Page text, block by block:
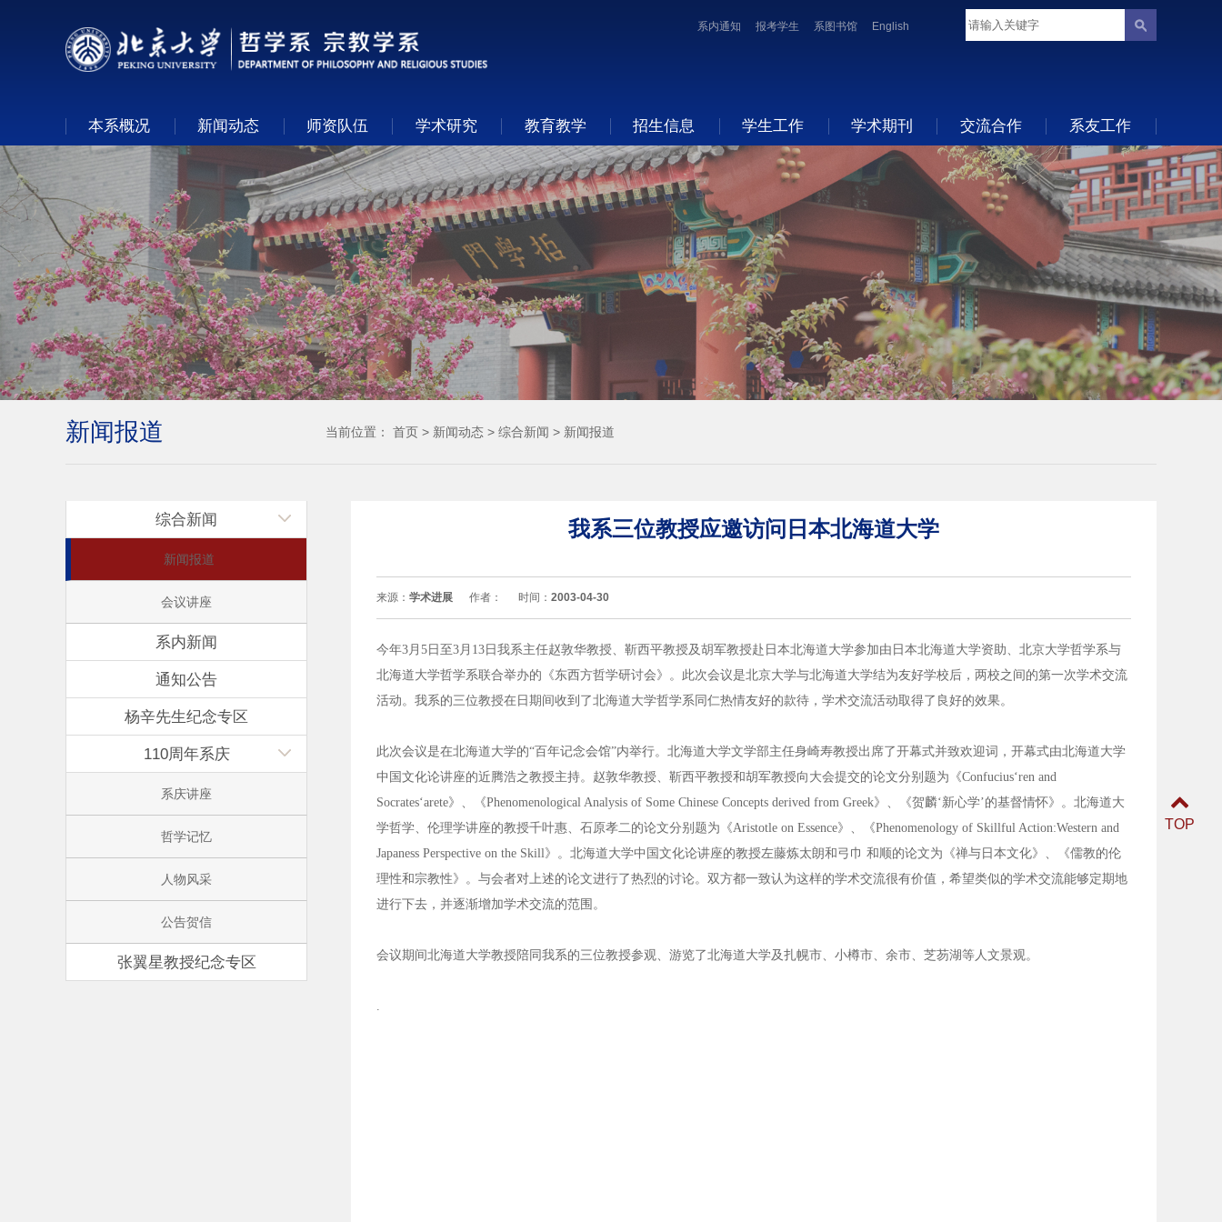
English
系图书馆
报考学生
系内通知
本系概况 新闻动态 师资队伍 学术研究 教育教学 招生信息 学生工作 学术期刊 交流合作 系友工作
新闻报道 当前位置： 首页 > 新闻动态 > 综合新闻 > 新闻报道
综合新闻
新闻报道
会议讲座
系内新闻
通知公告
杨辛先生纪念专区
110周年系庆
系庆讲座
哲学记忆
人物风采
公告贺信
张翼星教授纪念专区
我系三位教授应邀访问日本北海道大学
来源： 学术进展 作者： 时间： 2003-04-30
今年3月5日至3月13日我系主任赵敦华教授、靳西平教授及胡军教授赴日本北海道大学参加由日本北海道大学资助、北京大学哲学系与
北海道大学哲学系联合举办的《东西方哲学研讨会》。此次会议是北京大学与北海道大学结为友好学校后，两校之间的第一次学术交流
活动。我系的三位教授在日期间收到了北海道大学哲学系同仁热情友好的款待，学术交流活动取得了良好的效果。
此次会议是在北海道大学的“百年记念会馆”内举行。北海道大学文学部主任身崎寿教授出席了开幕式并致欢迎词，开幕式由北海道大学
中国文化论讲座的近腾浩之教授主持。赵敦华教授、靳西平教授和胡军教授向大会提交的论文分别题为《Confucius‘ren and
Socrates‘arete》、《Phenomenological Analysis of Some Chinese Concepts derived from Greek》、《贺麟‘新心学’的基督情怀》。北海道大
学哲学、伦理学讲座的教授千叶惠、石原孝二的论文分别题为《Aristotle on Essence》、《Phenomenology of Skillful Action:Western and
Japaness Perspective on the Skill》。北海道大学中国文化论讲座的教授左藤炼太朗和弓巾 和顺的论文为《禅与日本文化》、《儒教的伦
理性和宗教性》。与会者对上述的论文进行了热烈的讨论。双方都一致认为这样的学术交流很有价值，希望类似的学术交流能够定期地
进行下去，并逐渐增加学术交流的范围。
会议期间北海道大学教授陪同我系的三位教授参观、游览了北海道大学及扎幌市、小樽市、余市、芝芴湖等人文景观。
.
TOP